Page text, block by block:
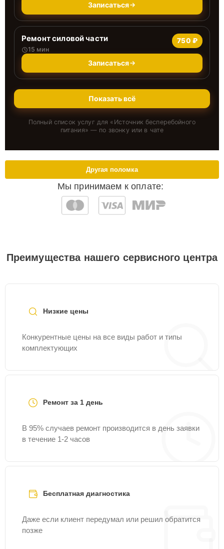
Записаться
Ремонт силовой части
15 мин
750 ₽
Записаться
Показать всё
Полный список услуг для « Источник бесперебойного
питания» — по звонку или в чате
Мы принимаем к оплате:
Другая поломка
Преимущества нашего сервисного центра
Низкие цены
Конкурентные цены на все виды работ и типы
комплектующих
Ремонт за 1 день
В 95% случаев ремонт производится в день заявки
в течение 1-2 часов
Бесплатная диагностика
Даже если клиент передумал или решил обратится
позже